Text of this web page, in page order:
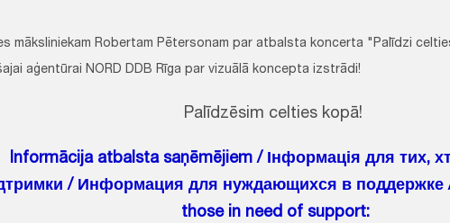
māksliniekam Robertam Pētersonam par atbalsta koncerta "Palīdzi
aģentūrai NORD DDB Rīga par vizuālā koncepta izstrādi!
Palīdzēsim celties kopā!
Informācija atbalsta saņēmējiem / Інформація для тих,
/ Информация для нуждающихся в поддержке
those in need of support: